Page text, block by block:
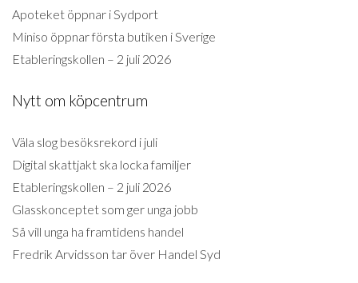
Apoteket öppnar i Sydport
Miniso öppnar första butiken i Sverige
Etableringskollen – 2 juli 2026
Nytt om köpcentrum
Väla slog besöksrekord i juli
Digital skattjakt ska locka familjer
Etableringskollen – 2 juli 2026
Glasskonceptet som ger unga jobb
Så vill unga ha framtidens handel
Fredrik Arvidsson tar över Handel Syd